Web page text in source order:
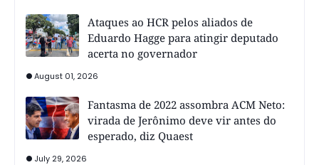
Ataques ao HCR pelos aliados de
Eduardo Hagge para atingir deputado
acerta no governador
August 01, 2026
Fantasma de 2022 assombra ACM Neto:
virada de Jerônimo deve vir antes do
esperado, diz Quaest
July 29, 2026